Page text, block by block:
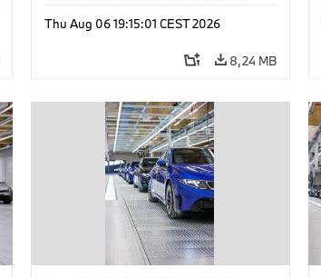
Thu Aug 06 19:15:01 CEST 2026
8,24 MB